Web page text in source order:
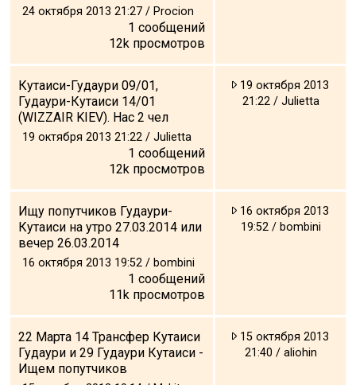
24 октября 2013 21:27 / Procion
1 сообщений
12k просмотров
Кутаиси-Гудаури 09/01,
Гудаури-Кутаиси 14/01
(WIZZAIR KIEV). Нас 2 чел
19 октября 2013 21:22 / Julietta
1 сообщений
12k просмотров
19 октября 2013
21:22 / Julietta
Ищу попутчиков Гудаури-
Кутаиси на утро 27.03.2014 или
вечер 26.03.2014
16 октября 2013 19:52 / bombini
1 сообщений
11k просмотров
16 октября 2013
19:52 / bombini
22 Марта 14 Трансфер Кутаиси
Гудаури и 29 Гудаури Кутаиси -
Ищем попутчиков
15 октября 2013
21:40 / aliohin